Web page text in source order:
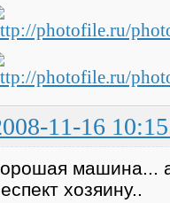
11-16
машина...
хозяину..